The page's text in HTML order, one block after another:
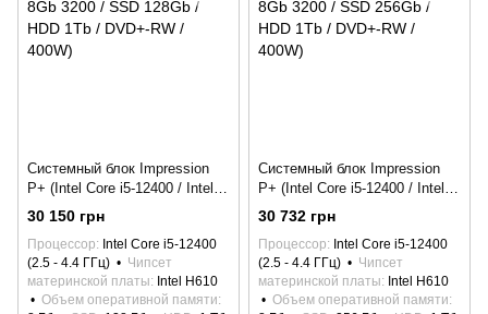
Системный блок Impression
P+ (Intel Core i5-12400 / Intel
H610 / DDR4 8Gb 3200 / SSD
128Gb / HDD 1Tb / DVD+-RW /
400W)
30 150 грн
Процессор Intel Core i5-12400
(2.5 - 4.4 ГГц)
Чипсет
материнской платы Intel H610
Объем оперативной памяти
Системный блок Impression
P+ (Intel Core i5-12400 / Intel
H610 / DDR4 8Gb 3200 / SSD
256Gb / HDD 1Tb / DVD+-RW /
400W)
30 732 грн
Процессор Intel Core i5-12400
(2.5 - 4.4 ГГц)
Чипсет
материнской платы Intel H610
Объем оперативной памяти